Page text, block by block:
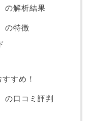
の解析結果
の特徴
すめ！
の口コミ評判